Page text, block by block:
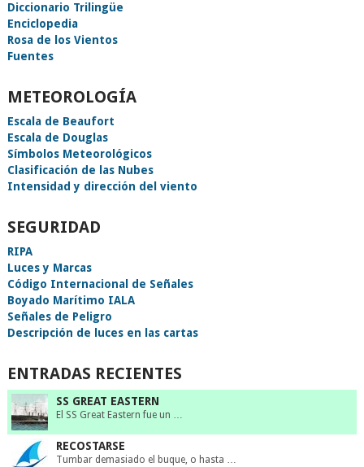
Diccionario Trilingüe
Enciclopedia
Rosa de los Vientos
Fuentes
METEOROLOGÍA
Escala de Beaufort
Escala de Douglas
Símbolos Meteorológicos
Clasificación de las Nubes
Intensidad y dirección del viento
SEGURIDAD
RIPA
Luces y Marcas
Código Internacional de Señales
Boyado Marítimo IALA
Señales de Peligro
Descripción de luces en las cartas
ENTRADAS RECIENTES
SS GREAT EASTERN
El SS Great Eastern fue un …
RECOSTARSE
Tumbar demasiado el buque, o hasta …